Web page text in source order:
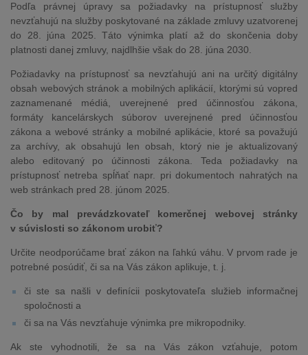
Podľa právnej úpravy sa požiadavky na prístupnosť služby
nevzťahujú na služby poskytované na základe zmluvy uzatvorenej
do 28. júna 2025. Táto výnimka platí až do skončenia doby
platnosti danej zmluvy, najdlhšie však do 28. júna 2030.
Požiadavky na prístupnosť sa nevzťahujú ani na určitý digitálny
obsah webových stránok a mobilných aplikácií, ktorými sú vopred
zaznamenané médiá, uverejnené pred účinnosťou zákona,
formáty kancelárskych súborov uverejnené pred účinnosťou
zákona a webové stránky a mobilné aplikácie, ktoré sa považujú
za archívy, ak obsahujú len obsah, ktorý nie je aktualizovaný
alebo editovaný po účinnosti zákona. Teda požiadavky na
prístupnosť netreba spĺňať napr. pri dokumentoch nahratých na
web stránkach pred 28. júnom 2025.
Čo by mal prevádzkovateľ komerčnej webovej stránky
v súvislosti so zákonom urobiť?
Určite neodporúčame brať zákon na ľahkú váhu. V prvom rade je
potrebné posúdiť, či sa na Vás zákon aplikuje, t. j.
či ste sa našli v definícii poskytovateľa služieb informačnej
spoločnosti a
či sa na Vás nevzťahuje výnimka pre mikropodniky.
Ak ste vyhodnotili, že sa na Vás zákon vzťahuje, potom